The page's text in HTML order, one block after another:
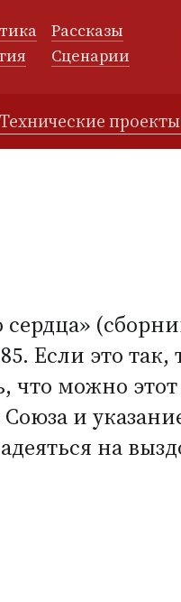
Рассказы
Сценарии
Технические проекты
сердца» (
Если это
что можно
и
на